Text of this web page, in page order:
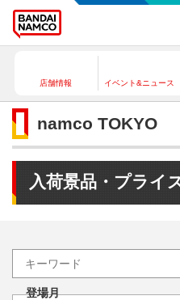
店舗情報 イベント&ニュース
namco TOKYO
入荷景品・プライ
登場月